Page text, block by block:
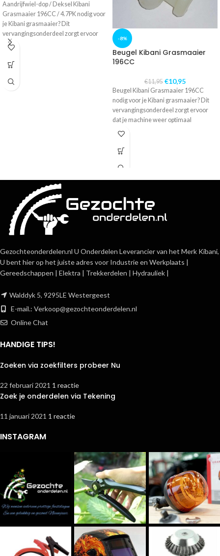
Aandrijfwiel-dop / Deksel Kibani
Grasmaaier 196CC / 4.7PK nodig voor
je Kibani grasmaaier? Dit
vervangingsonderdeel zorgt ervoor
dat je machine weer optimaal
geleverd.
-8%
Beugel Kibani Grasmaaier
196CC
€11,95 €10,95
Beugel Kibani Grasmaaier 196CC
nodig voor je Kibani grasmaaier? Dit
vervangingsonderdeel zorgt ervoor
dat je machine weer optimaal
functioneert. Scherp geprijsd en snel
Gezochteonderdelen.nl U Onderdelen Leverancier van het Merk Kibani,
U bent hier op het juiste adres voor Industrie en Werkplaats |
Gereedschappen | Elektra | Trekkerdelen | Hydrauliek |
Walddyk 5, 9295LE Westergeest
E-mail.: Verkoop@gezochteonderdelen.nl
Online Chat
HANDIGE TIPS!
Zoeken via zoekfilters probeer Nu
22 februari 2021 1 reactie
Zoek je onderdelen via Tekening
11 januari 2021 1 reactie
INSTAGRAM